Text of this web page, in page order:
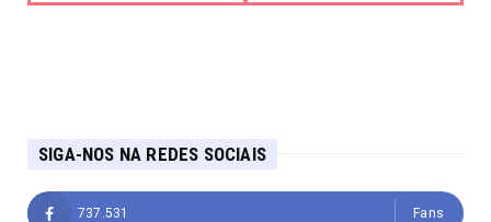
SIGA-NOS NA REDES SOCIAIS
737.531 Fans